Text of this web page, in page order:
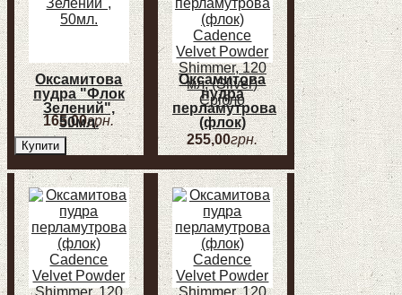
Оксамитова
пудра "Флок
Зелений",
50мл.
165,00грн.
Купити
Оксамитова
пудра
перламутрова
(флок)
Cadence
Velvet Powder
мл, (Silver)
Срібло
255,00грн.